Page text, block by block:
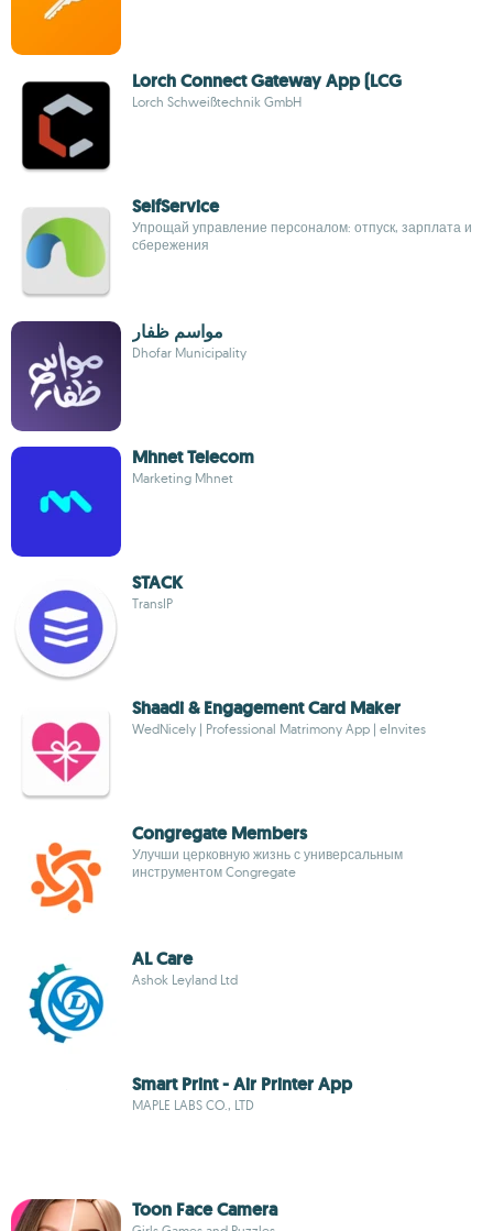
Lorch Connect Gateway App (LCG
Lorch Schweißtechnik GmbH
SelfService
Упрощай управление персоналом: отпуск, зарплата и
сбережения
مواسم ظفار
Dhofar Municipality
Mhnet Telecom
Marketing Mhnet
STACK
TransIP
Shaadi & Engagement Card Maker
WedNicely | Professional Matrimony App | eInvites
Congregate Members
Улучши церковную жизнь с универсальным
инструментом Congregate
AL Care
Ashok Leyland Ltd
Smart Print - Air Printer App
MAPLE LABS CO., LTD
Toon Face Camera